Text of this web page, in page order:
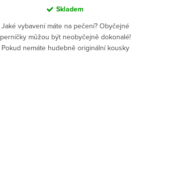
Skladem
Jaké vybavení máte na pečení? Obyčejné
perníčky můžou být neobyčejně dokonalé!
Pokud nemáte hudebně originální kousky